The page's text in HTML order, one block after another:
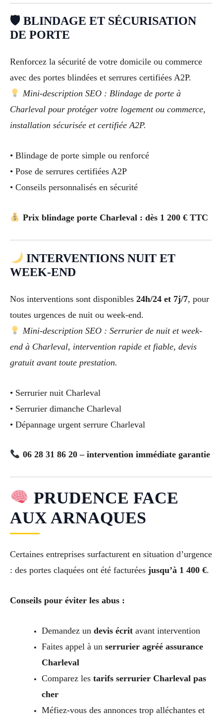
🛡 BLINDAGE ET SÉCURISATION
DE PORTE
Renforcez la sécurité de votre domicile ou commerce
avec des portes blindées et serrures certifiées A2P.
Mini-description SEO : Blindage de porte à
Charleval pour protéger votre logement ou commerce,
installation sécurisée et certifiée A2P.
• Blindage de porte simple ou renforcé
• Pose de serrures certifiées A2P
• Conseils personnalisés en sécurité
Prix blindage porte Charleval : dès 1 200 € TTC
INTERVENTIONS NUIT ET
WEEK-END
Nos interventions sont disponibles 24h/24 et 7j/7, pour
toutes urgences de nuit ou week-end.
Mini-description SEO : Serrurier de nuit et week-
end à Charleval, intervention rapide et fiable, devis
gratuit avant toute prestation.
• Serrurier nuit Charleval
• Serrurier dimanche Charleval
• Dépannage urgent serrure Charleval
06 28 31 86 20 – intervention immédiate garantie
PRUDENCE FACE
AUX ARNAQUES
Certaines entreprises surfacturent en situation d’urgence
: des portes claquées ont été facturées jusqu’à 1 400 €.
Conseils pour éviter les abus :
Demandez un devis écritavant intervention
Faites appel à un serrurier agréé assurance
Charleval
Comparez les tarifs serrurier Charleval pas
cher
Méfiez-vous des annonces trop alléchantes et